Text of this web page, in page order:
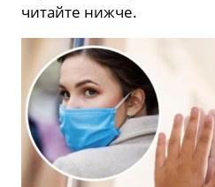
читайте нижче.